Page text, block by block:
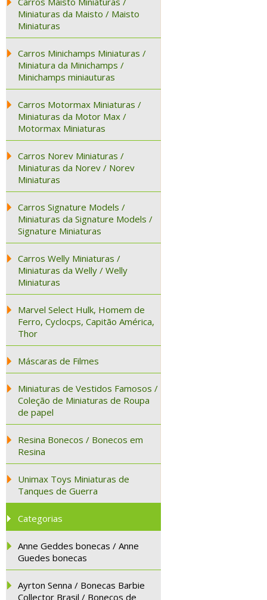
Miniaturas da Maisto / Maisto
Miniaturas
Carros Minichamps Miniaturas /
Miniatura da Minichamps /
Minichamps miniauturas
Carros Motormax Miniaturas /
Miniaturas da Motor Max /
Motormax Miniaturas
Carros Norev Miniaturas /
Miniaturas da Norev / Norev
Miniaturas
Carros Signature Models /
Miniaturas da Signature Models /
Signature Miniaturas
Carros Welly Miniaturas /
Miniaturas da Welly / Welly
Miniaturas
Marvel Select Hulk, Homem de
Ferro, Cyclocps, Capitão América,
Thor
Máscaras de Filmes
Miniaturas de Vestidos Famosos /
Coleção de Miniaturas de Roupa
de papel
Resina Bonecos / Bonecos em
Resina
Unimax Toys Miniaturas de
Tanques de Guerra
Categorias
Anne Geddes bonecas / Anne
Guedes bonecas
Ayrton Senna / Bonecas Barbie
Collector Brasil / Bonecos de